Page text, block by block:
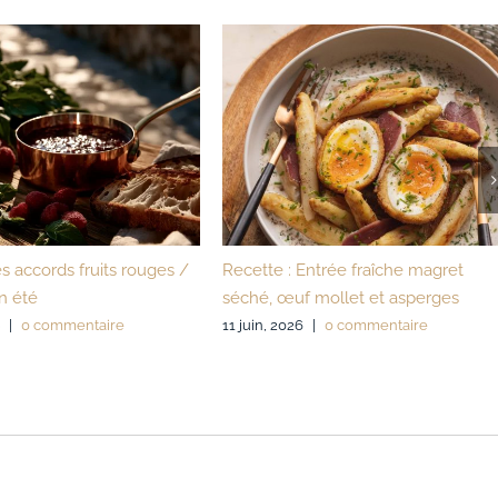
accords fruits rouges /
été
0 commentaire
Recette : Entrée fraîche magret
séché, œuf mollet et asperges
11 juin, 2026 0 commentaire